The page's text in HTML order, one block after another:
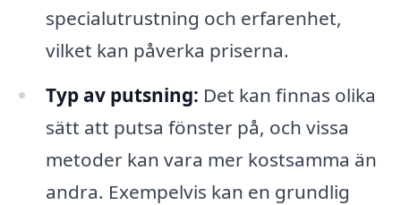
specialutrustning och erfarenhet,
vilket kan påverka priserna.
Typ av putsning: Det kan finnas olika
sätt att putsa fönster på, och vissa
metoder kan vara mer kostsamma än
andra. Exempelvis kan en grundlig